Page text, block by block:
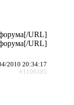
[/URL]
[/URL]
2010 20:34:17
#1106385